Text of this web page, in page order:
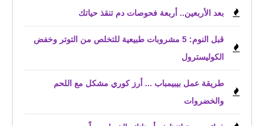
بعد الأربعين.. أربعة فحوصات دم تنقذ حياتك
قبل النوم: 5 مشروبات طبيعية للتخلص من التوتر وخفض
الكوليسترول
طريقة عمل بيبيمباب ... أرز كوري مشكل مع اللحم
والخضروات